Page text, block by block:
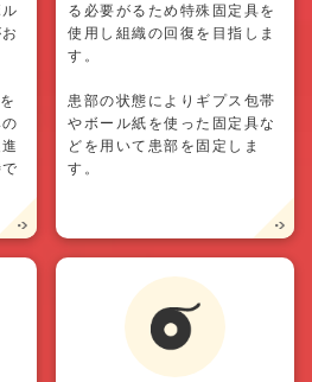
る必要がるため特殊固定具を
使用し組織の回復を目指しま
す。
患部の状態によりギプス包帯
やボール紙を使った固定具な
どを用いて患部を固定しま
す。